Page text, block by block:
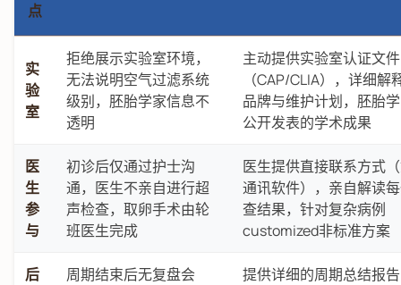
点
实
验
室
拒绝展示实验室环境，
无法说明空气过滤系统
级别，胚胎学家信息不
透明
主动提供实验室认证文件
（CAP/CLIA），详细解
品牌与维护计划，胚胎
公开发表的学术成果
医
生
参
与
初诊后仅通过护士沟
通，医生不亲自进行超
声检查，取卵手术由轮
班医生完成
医生提供直接联系方式
通讯软件），亲自解读
查结果，针对复杂病例
customized非标准方案
后
周期结束后无复盘会
提供详细的周期总结报